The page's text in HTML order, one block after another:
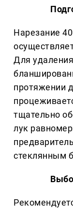
Нарезание
Для
протяжении
тщательно
лук
стеклянным